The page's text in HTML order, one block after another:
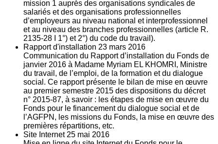
mission 1 auprès des organisations syndicales de
salariés et des organisations professionnelles
d’employeurs au niveau national et interprofessionnel
et au niveau des branches professionnelles (article R.
2135‐28 I 1°) et 2°) du code du travail).
Rapport d'installation 23 mars 2016
Communication du Rapport d’installation du Fonds de
janvier 2016 à Madame Myriam EL KHOMRI, Ministre
du travail, de l’emploi, de la formation et du dialogue
social. Ce rapport présente le bilan de mise en œuvre
au premier semestre 2015 des dispositions du décret
n° 2015-87, à savoir : les étapes de mise en œuvre du
Fonds pour le financement du dialogue social et de
l’AGFPN, les missions du Fonds, la mise en œuvre des
premières répartitions, etc.
Site Internet 25 mai 2016